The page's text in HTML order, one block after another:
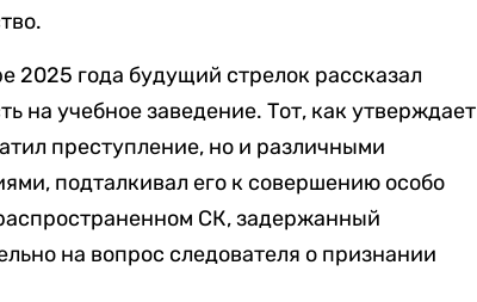
2025 года будущий стрелок рассказал
на учебное заведение. Тот, как утверждает
преступление, но и различными
подталкивал его к совершению особо
СК, задержанный
на вопрос следователя о признании